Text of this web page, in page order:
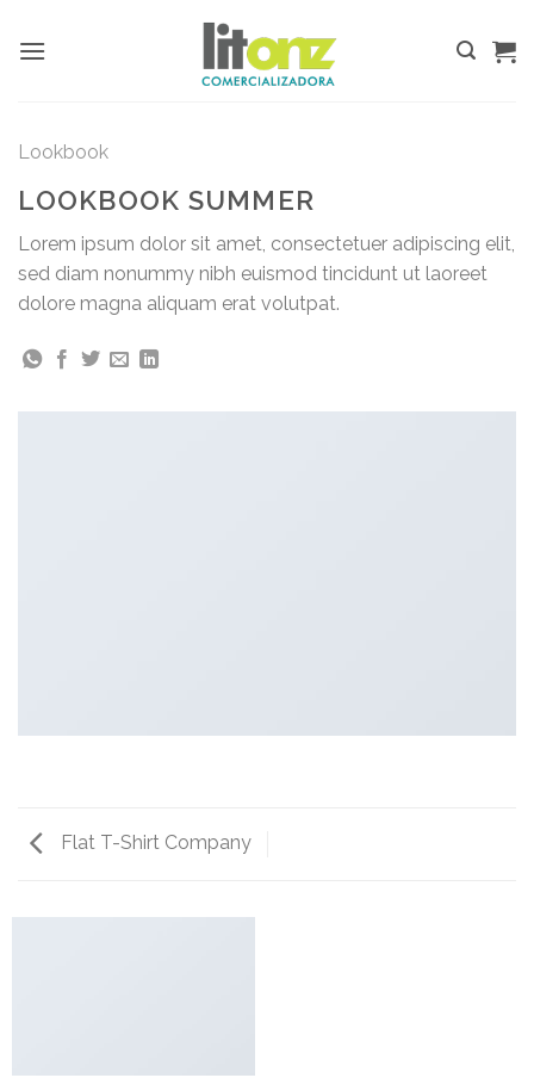
Lookbook
LOOKBOOK SUMMER
Lorem ipsum dolor sit amet, consectetuer adipiscing elit,
sed diam nonummy nibh euismod tincidunt ut laoreet
dolore magna aliquam erat volutpat.
Flat T-Shirt Company